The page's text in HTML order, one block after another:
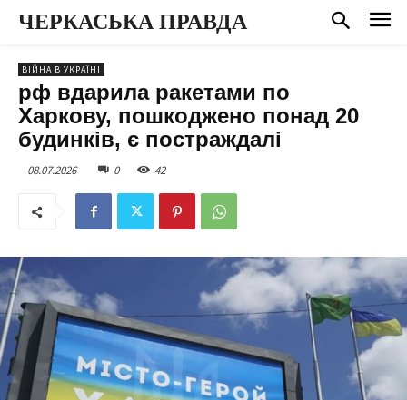
ЧЕРКАСЬКА ПРАВДА
ВІЙНА В УКРАЇНІ
рф вдарила ракетами по
Харкову, пошкоджено понад 20
будинків, є постраждалі
08.07.2026 0 42